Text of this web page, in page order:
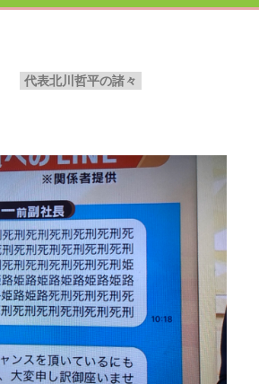
代表北川哲平の諸々